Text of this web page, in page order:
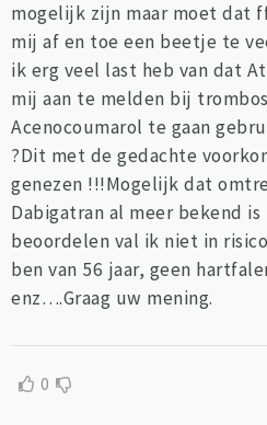
mogelijk zijn maar moet dat
mij af en toe een beetje te
ik erg veel last heb van dat
mij aan te melden bij
Acenocoumarol te gaan
?Dit met de gedachte
genezen !!!Mogelijk dat
Dabigatran al meer bekend
beoordelen val ik niet in
ben van 56 jaar, geen
enz….Graag uw mening.
0